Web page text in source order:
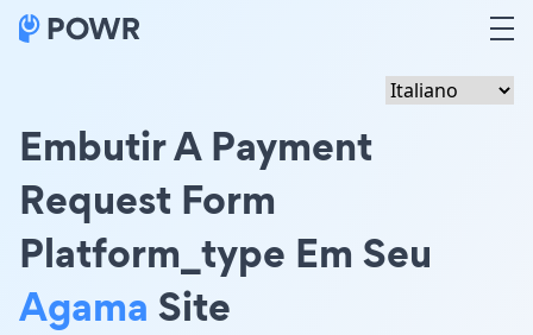
Embutir A Payment
Request Form
Platform_type Em Seu
Agama Site